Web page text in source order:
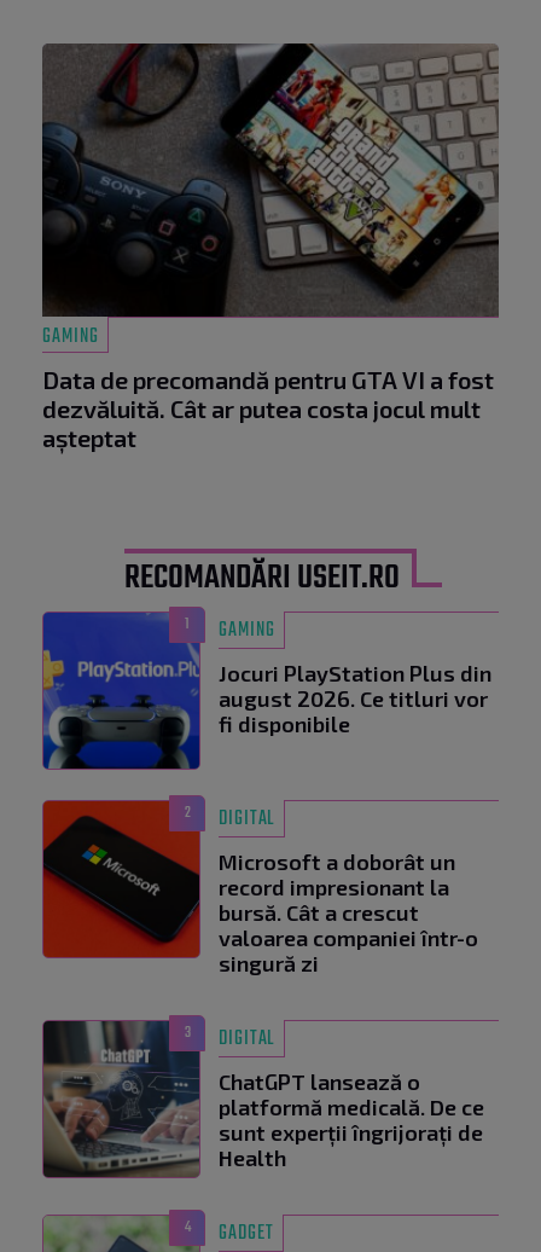
GAMING
Data de precomandă pentru GTA VI a fost
dezvăluită. Cât ar putea costa jocul mult
așteptat
RECOMANDĂRI USEIT.RO
1 GAMING
Jocuri PlayStation Plus din
august 2026. Ce titluri vor
fi disponibile
2 DIGITAL
Microsoft a doborât un
record impresionant la
bursă. Cât a crescut
valoarea companiei într-o
singură zi
3 DIGITAL
ChatGPT lansează o
platformă medicală. De ce
sunt experții îngrijorați de
Health
4 GADGET